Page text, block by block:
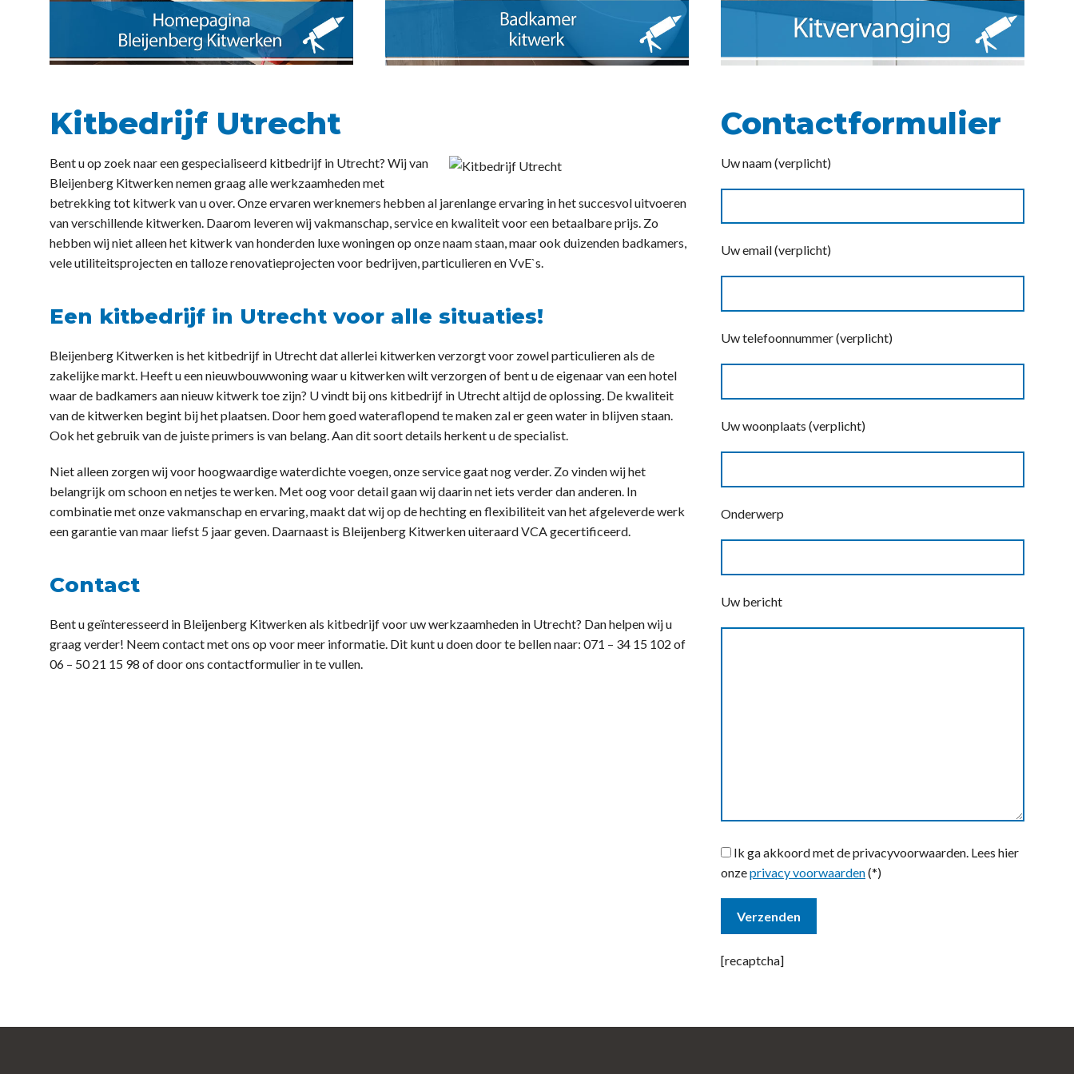
Kitbedrijf Utrecht
Bent u op zoek naar een gespecialiseerd kitbedrijf in Utrecht? Wij van
Bleijenberg Kitwerken nemen graag alle werkzaamheden met
betrekking tot kitwerk van u over. Onze ervaren werknemers hebben al jarenlange ervaring in het succesvol uitvoeren
van verschillende kitwerken. Daarom leveren wij vakmanschap, service en kwaliteit voor een betaalbare prijs. Zo
hebben wij niet alleen het kitwerk van honderden luxe woningen op onze naam staan, maar ook duizenden badkamers,
vele utiliteitsprojecten en talloze renovatieprojecten voor bedrijven, particulieren en VvE`s.
Een kitbedrijf in Utrecht voor alle situaties!
Bleijenberg Kitwerken is het kitbedrijf in Utrecht dat allerlei kitwerken verzorgt voor zowel particulieren als de
zakelijke markt. Heeft u een nieuwbouwwoning waar u kitwerken wilt verzorgen of bent u de eigenaar van een hotel
waar de badkamers aan nieuw kitwerk toe zijn? U vindt bij ons kitbedrijf in Utrecht altijd de oplossing. De kwaliteit
van de kitwerken begint bij het plaatsen. Door hem goed wateraflopend te maken zal er geen water in blijven staan.
Ook het gebruik van de juiste primers is van belang. Aan dit soort details herkent u de specialist.
Niet alleen zorgen wij voor hoogwaardige waterdichte voegen, onze service gaat nog verder. Zo vinden wij het
belangrijk om schoon en netjes te werken. Met oog voor detail gaan wij daarin net iets verder dan anderen. In
combinatie met onze vakmanschap en ervaring, maakt dat wij op de hechting en flexibiliteit van het afgeleverde werk
een garantie van maar liefst 5 jaar geven. Daarnaast is Bleijenberg Kitwerken uiteraard VCA gecertificeerd.
Contact
Bent u geïnteresseerd in Bleijenberg Kitwerken als kitbedrijf voor uw werkzaamheden in Utrecht? Dan helpen wij u
graag verder! Neem contact met ons op voor meer informatie. Dit kunt u doen door te bellen naar: 071 – 34 15 102 of
06 – 50 21 15 98 of door ons contactformulier in te vullen.
Contactformulier
Uw naam (verplicht)
Uw email (verplicht)
Uw telefoonnummer (verplicht)
Uw woonplaats (verplicht)
Onderwerp
Uw bericht
Ik ga akkoord met de privacyvoorwaarden. Lees hier
onzeprivacy voorwaarden(*)
[recaptcha]